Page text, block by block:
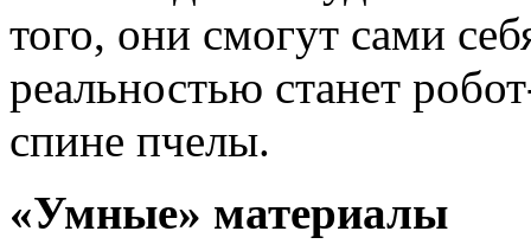
того, они смогут сами
реальностью станет
спине пчелы.
«Умные» материалы